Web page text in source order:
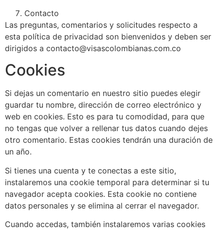
Contacto
Las preguntas, comentarios y solicitudes respecto a
esta política de privacidad son bienvenidos y deben ser
dirigidos a contacto@visascolombianas.com.co
Cookies
Si dejas un comentario en nuestro sitio puedes elegir
guardar tu nombre, dirección de correo electrónico y
web en cookies. Esto es para tu comodidad, para que
no tengas que volver a rellenar tus datos cuando dejes
otro comentario. Estas cookies tendrán una duración de
un año.
Si tienes una cuenta y te conectas a este sitio,
instalaremos una cookie temporal para determinar si tu
navegador acepta cookies. Esta cookie no contiene
datos personales y se elimina al cerrar el navegador.
Cuando accedas, también instalaremos varias cookies